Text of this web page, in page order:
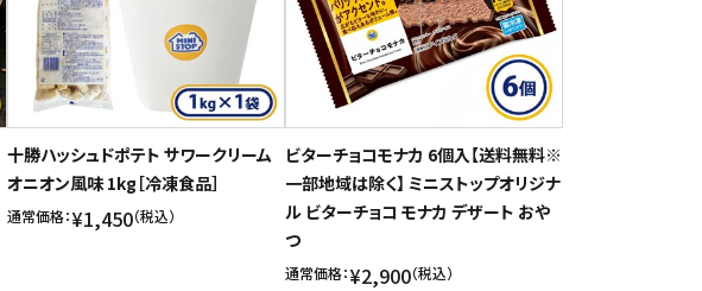
十勝ハッシュドポテト サワークリーム
オニオン風味 1kg［冷凍食品］
通常価格：¥1,450（税込）
ビターチョコモナカ 6個入【送料無料※
一部地域は除く】 ミニストップオリジナ
ル ビターチョコ モナカ デザート おや
つ
通常価格：¥2,900（税込）